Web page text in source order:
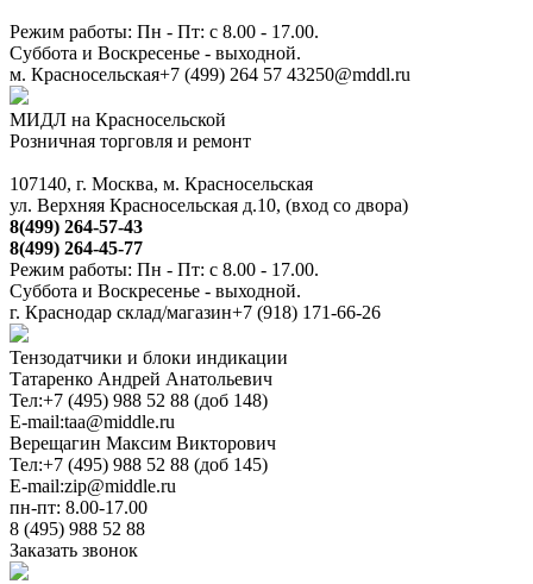
Режим работы: Пн - Пт: с 8.00 - 17.00.
Суббота и Воскресенье - выходной.
м. Красносельская+7 (499) 264 57 43250@mddl.ru
МИДЛ на Красносельской
Розничная торговля и ремонт
107140, г. Москва, м. Красносельская
ул. Верхняя Красносельская д.10, (вход со двора)
8(499) 264-57-43
8(499) 264-45-77
Режим работы: Пн - Пт: с 8.00 - 17.00.
Суббота и Воскресенье - выходной.
г. Краснодар склад/магазин+7 (918) 171-66-26
Тензодатчики и блоки индикации
Татаренко Андрей Анатольевич
Тел:+7 (495) 988 52 88 (доб 148)
E-mail:taa@middle.ru
Верещагин Максим Викторович
Тел:+7 (495) 988 52 88 (доб 145)
E-mail:zip@middle.ru
пн-пт: 8.00-17.00
8 (495) 988 52 88
Заказать звонок